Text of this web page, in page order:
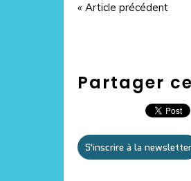
« Article précédent
Partager
S'inscrire à la newsletter